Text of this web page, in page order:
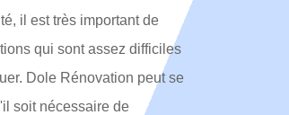
il est très important de
qui sont assez difficiles
Dole Rénovation peut se
soit nécessaire de